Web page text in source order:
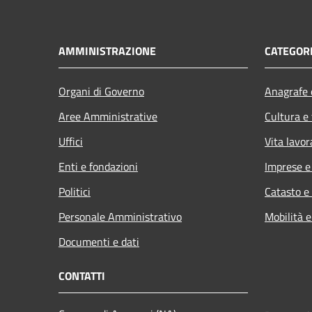
AMMINISTRAZIONE
Organi di Governo
Aree Amministrative
Uffici
Enti e fondazioni
Politici
Personale Amministrativo
Documenti e dati
Cultura
Vita
Imprese
Catasto
Mobilità
CONTATTI